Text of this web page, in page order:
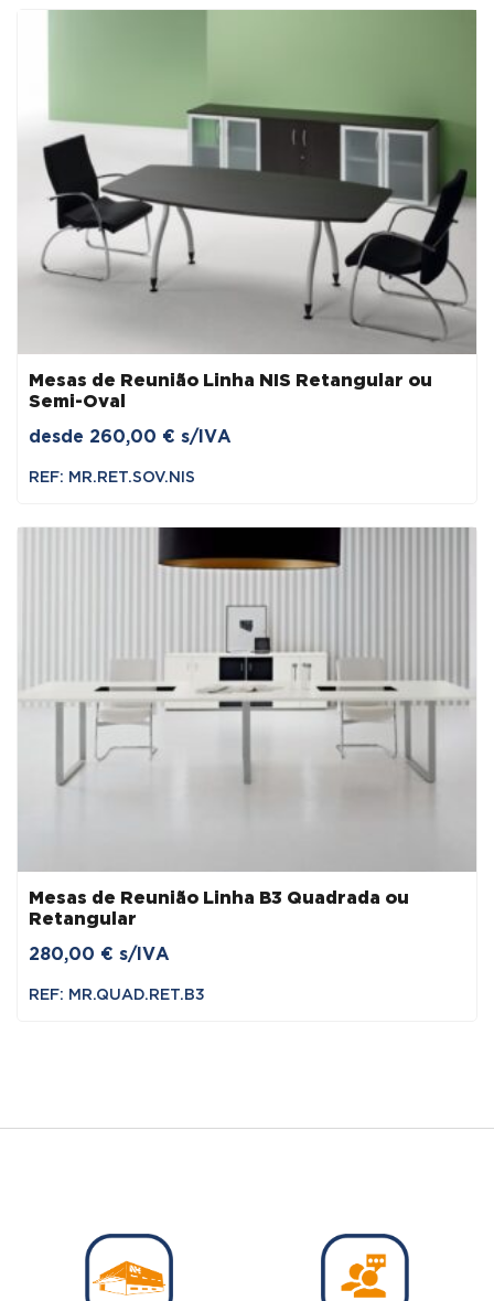
Mesas de Reunião Linha NIS Retangular ou
Semi-Oval
desde 260,00 € s/IVA
REF: MR.RET.SOV.NIS
Mesas de Reunião Linha B3 Quadrada ou
Retangular
280,00 € s/IVA
REF: MR.QUAD.RET.B3